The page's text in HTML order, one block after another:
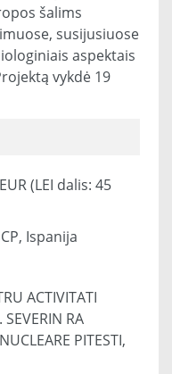
šalims
susijusiuose
aspektais
vykdė 19
(LEI dalis: 45
Ispanija
ACTIVITATI
SEVERIN RA
PITESTI,